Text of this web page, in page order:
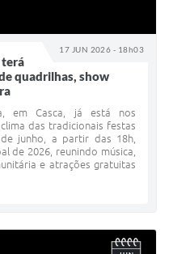
17 JUN 2026 - 18h03
terá
quadrilhas, show
em Casca, já está nos
das tradicionais festas
junho, a partir das 18h,
de 2026, reunindo música,
e atrações gratuitas